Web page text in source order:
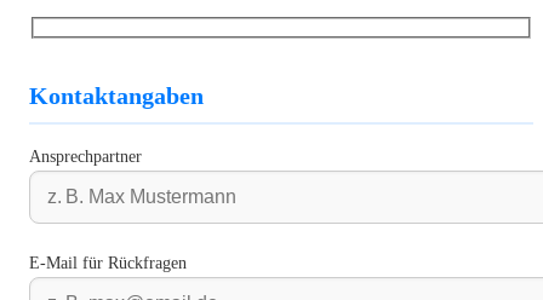
Kontaktangaben
Ansprechpartner
E-Mail für Rückfragen